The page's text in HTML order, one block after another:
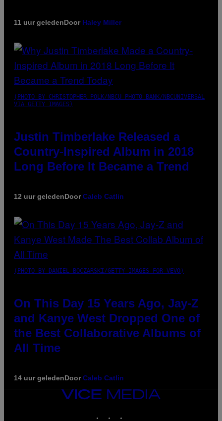
11 uur geledenDoor Haley Miller
(PHOTO BY CHRISTOPHER POLK/NBCU PHOTO BANK/NBCUNIVERSAL
VIA GETTY IMAGES)
Justin Timberlake Released a
Country-Inspired Album in 2018
Long Before It Became a Trend
12 uur geledenDoorCaleb Catlin
(PHOTO BY DANIEL BOCZARSKI/GETTY IMAGES FOR VEVO)
On This Day 15 Years Ago, Jay-Z
and Kanye West Dropped One of
the Best Collaborative Albums of
All Time
14 uur geledenDoorCaleb Catlin
VICE